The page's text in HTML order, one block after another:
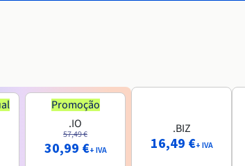
Promoção
.IO
57,49 €
30,99 €+ IVA
.BIZ
16,49 €+ IVA